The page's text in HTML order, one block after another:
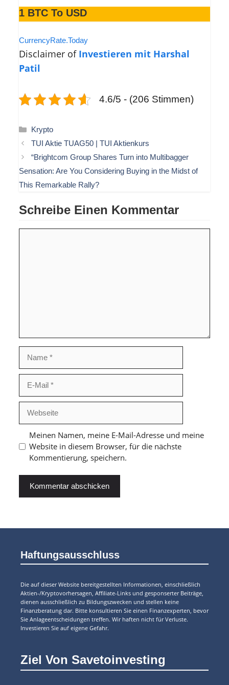
1 BTC To USD
CurrencyRate.Today
Disclaimer of Investieren mit Harshal
Patil
4.6/5 - (206 Stimmen)
Kategorien
Krypto
TUI Aktie TUAG50 | TUI Aktienkurs
“Brightcom Group Shares Turn into Multibagger
Sensation: Are You Considering Buying in the Midst of
This Remarkable Rally?
Schreibe Einen Kommentar
Mail
Meinen Namen, meine E-Mail-Adresse und meine
Website in diesem Browser, für die nächste
Kommentierung, speichern.
Haftungsausschluss
Die auf dieser Website bereitgestellten Informationen, einschließlich
Aktien-/Kryptovorhersagen, Affiliate-Links und gesponserter Beiträge,
dienen ausschließlich zu Bildungszwecken und stellen keine
Finanzberatung dar. Bitte konsultieren Sie einen Finanzexperten, bevor
Sie Anlageentscheidungen treffen. Wir haften nicht für Verluste.
Investieren Sie auf eigene Gefahr.
Ziel Von Savetoinvesting